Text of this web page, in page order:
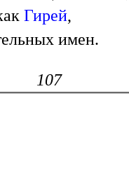
Гирей,
имен.
107